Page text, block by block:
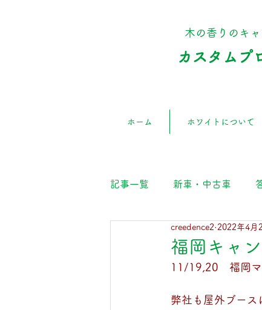
木の香りのキ
カスタムプ
ホーム ホワイトについて
記事一覧 新車・中古車
福岡キャ
creedence2 2022年4月
11/19,20　福岡マ
弊社も屋外ブース